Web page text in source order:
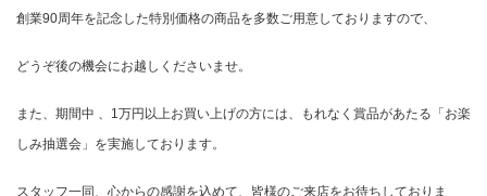
創業90周年を記念した特別価格の商品を多数ご用意しておりますので、
どうぞ後の機会にお越しくださいませ。
また、期間中 、 1万円以上お買い上げの方には、もれなく賞品があたる「お楽
しみ抽選会」を実施しております。
スタッフ一同、心からの感謝を込めて、皆様のご来店をお待ちしておりま